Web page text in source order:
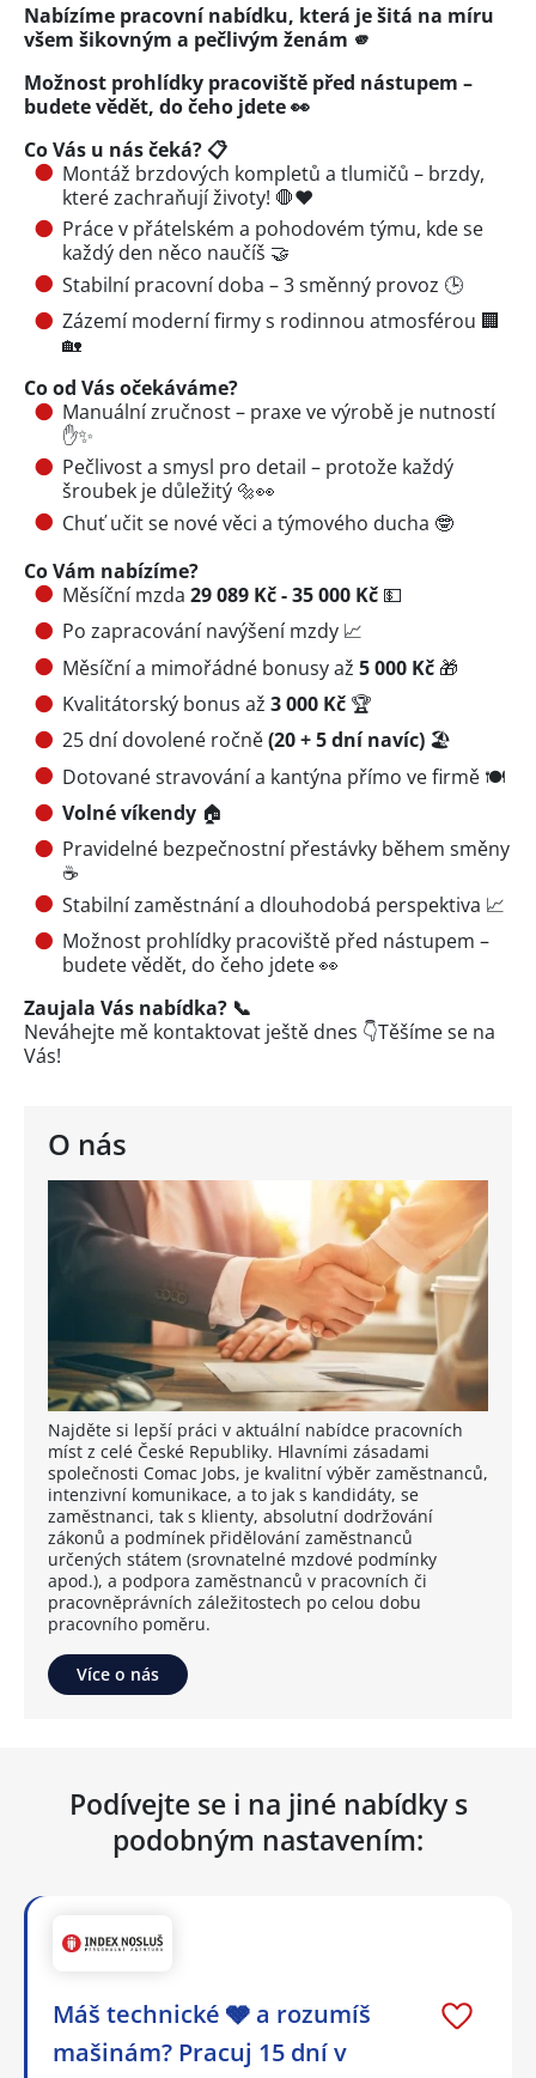
O nás
Najděte si lepší práci v aktuální nabídce pracovních
míst z celé České Republiky. Hlavními zásadami
společnosti Comac Jobs, je kvalitní výběr zaměstnanců,
intenzivní komunikace, a to jak s kandidáty, se
zaměstnanci, tak s klienty, absolutní dodržování
zákonů a podmínek přidělování zaměstnanců
určených státem (srovnatelné mzdové podmínky
apod.), a podpora zaměstnanců v pracovních či
pracovněprávních záležitostech po celou dobu
pracovního poměru.
Více o nás
Nabízíme pracovní nabídku, která je šitá na míru
všem šikovným a pečlivým ženám 🫵
Možnost prohlídky pracoviště před nástupem –
budete vědět, do čeho jdete 👀
Co Vás u nás čeká? 📋
Montáž brzdových kompletů a tlumičů – brzdy,
které zachraňují životy! 🛑❤️
Práce v přátelském a pohodovém týmu, kde se
každý den něco naučíš 🤝
Stabilní pracovní doba – 3 směnný provoz 🕒
Zázemí moderní firmy s rodinnou atmosférou 🏢
🏡
Co od Vás očekáváme?
Manuální zručnost – praxe ve výrobě je nutností
✋✨
Pečlivost a smysl pro detail – protože každý
šroubek je důležitý 🔩👀
Chuť učit se nové věci a týmového ducha 🤓
Co Vám nabízíme?
Měsíční mzda 29 089 Kč - 35 000 Kč 💵
Po zapracování navýšení mzdy 📈
Měsíční a mimořádné bonusy až 5 000 Kč 🎁
Kvalitátorský bonus až 3 000 Kč 🏆
25 dní dovolené ročně(20 + 5 dní navíc) 🏖
Dotované stravování a kantýna přímo ve firmě 🍽
Volné víkendy 🏠
Pravidelné bezpečnostní přestávky během směny
☕
Stabilní zaměstnání a dlouhodobá perspektiva 📈
Možnost prohlídky pracoviště před nástupem –
budete vědět, do čeho jdete 👀
Zaujala Vás nabídka? 📞
Neváhejte mě kontaktovat ještě dnes 👇Těšíme se na
Vás!
Podívejte se i na jiné nabídky s
podobným nastavením:
Máš technické 🩶 a rozumíš
mašinám? Pracuj 15 dní v